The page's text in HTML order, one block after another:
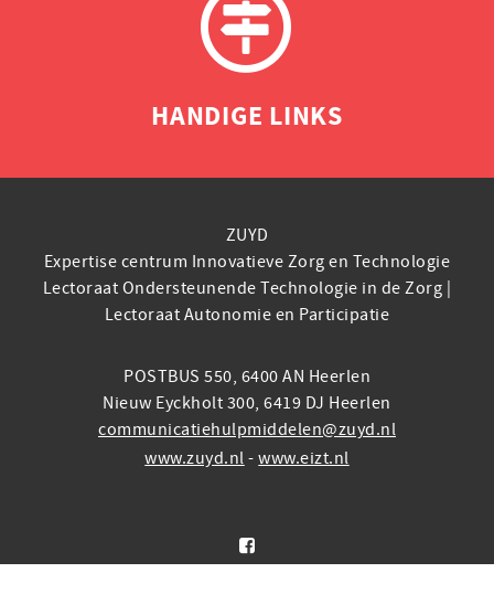
HANDIGE LINKS
ZUYD
Expertise centrum Innovatieve Zorg en Technologie
Lectoraat Ondersteunende Technologie in de Zorg |
Lectoraat Autonomie en Participatie
POSTBUS 550, 6400 AN Heerlen
Nieuw Eyckholt 300, 6419 DJ Heerlen
communicatiehulpmiddelen@zuyd.nl
www.zuyd.nl -www.eizt.nl